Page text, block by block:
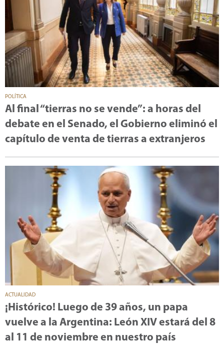
POLÍTICA
Al final “tierras no se vende”: a horas del
debate en el Senado, el Gobierno eliminó el
capítulo de venta de tierras a extranjeros
ACTUALIDAD
¡Histórico! Luego de 39 años, un papa
vuelve a la Argentina: León XIV estará del 8
al 11 de noviembre en nuestro país